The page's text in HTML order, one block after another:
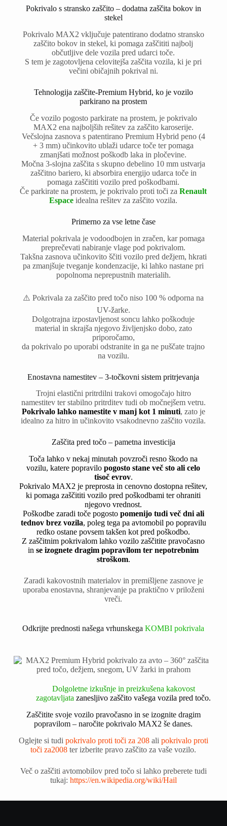
Pokrivalo s stransko zaščito – dodatna zaščita bokov in
stekel
Pokrivalo MAX2 vključuje patentirano dodatno stransko
zaščito bokov in stekel, ki pomaga zaščititi najbolj
občutljive dele vozila pred udarci toče.
S tem je zagotovljena celovitejša zaščita vozila, ki je pri
večini običajnih pokrival ni.
Tehnologija zaščite-Premium Hybrid, ko je vozilo
parkirano na prostem
Če vozilo pogosto parkirate na prostem, je pokrivalo
MAX2 ena najboljših rešitev za zaščito karoserije.
Večslojna zasnova s patentirano Premium Hybrid peno (4
+ 3 mm) učinkovito ublaži udarce toče ter pomaga
zmanjšati možnost poškodb laka in pločevine.
Močna 3-slojna zaščita s skupno debelino 10 mm ustvarja
zaščitno bariero, ki absorbira energijo udarca toče in
pomaga zaščititi vozilo pred poškodbami.
Če parkirate na prostem, je pokrivalo proti toči za Renault
Espaceidealna rešitev za zaščito vozila.
Primerno za vse letne čase
Material pokrivala je vodoodbojen in zračen, kar pomaga
preprečevati nabiranje vlage pod pokrivalom.
Takšna zasnova učinkovito ščiti vozilo pred dežjem, hkrati
pa zmanjšuje tveganje kondenzacije, ki lahko nastane pri
popolnoma neprepustnih materialih.
⚠️ Pokrivala za zaščito pred točo niso 100 % odporna na
UV-žarke.
Dolgotrajna izpostavljenost soncu lahko poškoduje
material in skrajša njegovo življenjsko dobo, zato
priporočamo,
da pokrivalo po uporabi odstranite in ga ne puščate trajno
na vozilu.
Enostavna namestitev – 3-točkovni sistem pritrjevanja
Trojni elastični pritrdilni trakovi omogočajo hitro
namestitev ter stabilno pritrditev tudi ob močnejšem vetru.
Pokrivalo lahko namestite v manj kot 1 minuti, zato je
idealno za hitro in učinkovito vsakodnevno zaščito vozila.
Zaščita pred točo – pametna investicija
Toča lahko v nekaj minutah povzroči resno škodo na
vozilu, katere popravilopogosto stane več sto ali celo
tisoč evrov.
Pokrivalo MAX2 je preprosta in cenovno dostopna rešitev,
ki pomaga zaščititi vozilo pred poškodbami ter ohraniti
njegovo vrednost.
Poškodbe zaradi toče pogosto pomenijo tudi več dni ali
tednov brez vozila, poleg tega pa avtomobil po popravilu
redko ostane povsem takšen kot pred poškodbo.
Z zaščitnim pokrivalom lahko vozilo zaščitite pravočasno
inse izognete dragim popravilom ter nepotrebnim
stroškom.
Zaradi kakovostnih materialov in premišljene zasnove je
uporaba enostavna, shranjevanje pa praktično v priloženi
vreči.
Odkrijte prednosti našega vrhunskegaKOMBI pokrivala
Dolgoletne izkušnje in preizkušena kakovost
zagotavljatazanesljivo zaščito vašega vozila pred točo.
Zaščitite svoje vozilo pravočasno in se izognite dragim
popravilom – naročite pokrivalo MAX2 še danes.
Oglejte si tudi pokrivalo proti toči za 208ali pokrivalo proti
toči za2008ter izberite pravo zaščito za vaše vozilo.
Več o zaščiti avtomobilov pred točo si lahko preberete tudi
tukaj: https://en.wikipedia.org/wiki/Hail